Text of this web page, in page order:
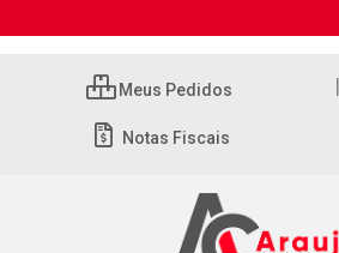
Meus Pedidos
Notas Fiscais